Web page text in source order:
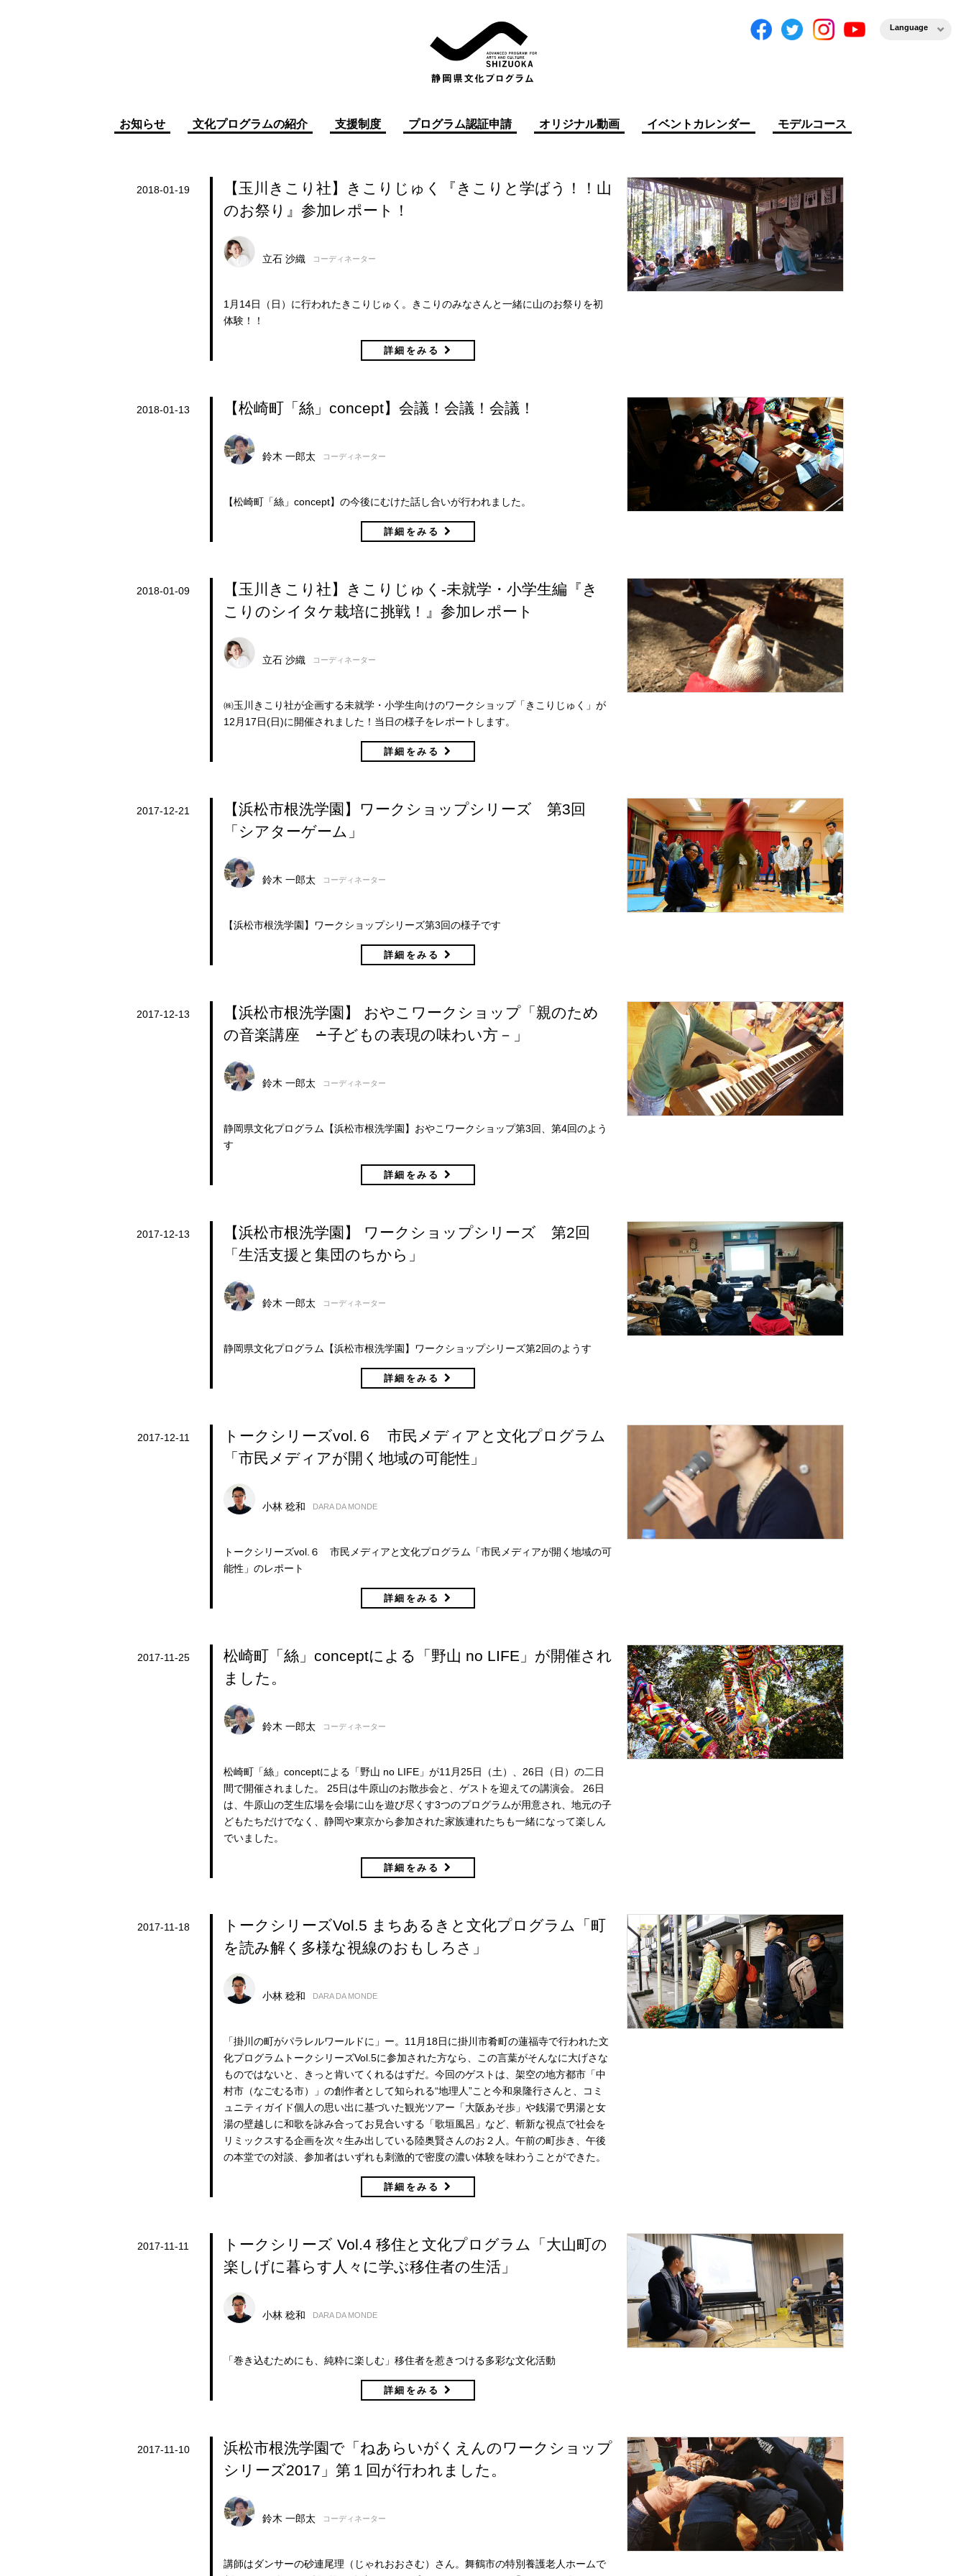
お知らせ 文化プログラムの紹介 支援制度 プログラム認証申請 オリジナル動画 イベントカレンダー モデルコース
Language
2018-01-19
【玉川きこり社】きこりじゅく『きこりと学ばう！！山
のお祭り』参加レポート！
立石 沙織 コーディネーター
1月14日（日）に行われたきこりじゅく。きこりのみなさんと一緒に山のお祭りを初
体験！！
詳細をみる
2018-01-13 【松崎町「絲」concept】会議！会議！会議！
鈴木 一郎太 コーディネーター
【松崎町「絲」concept】の今後にむけた話し合いが行われました。
詳細をみる
2018-01-09
【玉川きこり社】きこりじゅく-未就学・小学生編『き
こりのシイタケ栽培に挑戦！』参加レポート
立石 沙織 コーディネーター
㈱玉川きこり社が企画する未就学・小学生向けのワークショップ「きこりじゅく」が
12月17日(日)に開催されました！当日の様子をレポートします。
詳細をみる
2017-12-21
【浜松市根洗学園】ワークショップシリーズ 第3回
「シアターゲーム」
鈴木 一郎太 コーディネーター
【浜松市根洗学園】ワークショップシリーズ第3回の様子です
詳細をみる
2017-12-13
【浜松市根洗学園】 おやこワークショップ「親のため
の音楽講座 ∸子どもの表現の味わい方－」
鈴木 一郎太 コーディネーター
静岡県文化プログラム【浜松市根洗学園】おやこワークショップ第3回、第4回のよう
す
詳細をみる
2017-12-13
【浜松市根洗学園】 ワークショップシリーズ 第2回
「生活支援と集団のちから」
鈴木 一郎太 コーディネーター
静岡県文化プログラム【浜松市根洗学園】ワークショップシリーズ第2回のようす
詳細をみる
2017-12-11
トークシリーズvol.６ 市民メディアと文化プログラム
「市民メディアが開く地域の可能性」
小林 稔和 DARA DA MONDE
トークシリーズvol.６ 市民メディアと文化プログラム「市民メディアが開く地域の可
能性」のレポート
詳細をみる
2017-11-25
松崎町「絲」conceptによる「野山 no LIFE」が開催され
ました。
鈴木 一郎太 コーディネーター
松崎町「絲」conceptによる「野山 no LIFE」が11月25日（土）、26日（日）の二日
間で開催されました。 25日は牛原山のお散歩会と、ゲストを迎えての講演会。 26日
は、牛原山の芝生広場を会場に山を遊び尽くす3つのプログラムが用意され、地元の子
どもたちだけでなく、静岡や東京から参加された家族連れたちも一緒になって楽しん
でいました。
詳細をみる
2017-11-18
トークシリーズVol.5 まちあるきと文化プログラム「町
を読み解く多様な視線のおもしろさ」
小林 稔和 DARA DA MONDE
「掛川の町がパラレルワールドに」ー。11月18日に掛川市肴町の蓮福寺で行われた文
化プログラムトークシリーズVol.5に参加された方なら、この言葉がそんなに大げさな
ものではないと、きっと肯いてくれるはずだ。今回のゲストは、架空の地方都市「中
村市（なごむる市）」の創作者として知られる“地理人”こと今和泉隆行さんと、コミ
ュニティガイド個人の思い出に基づいた観光ツアー「大阪あそ歩」や銭湯で男湯と女
湯の壁越しに和歌を詠み合ってお見合いする「歌垣風呂」など、斬新な視点で社会を
リミックスする企画を次々生み出している陸奥賢さんのお２人。午前の町歩き、午後
の本堂での対談、参加者はいずれも刺激的で密度の濃い体験を味わうことができた。
詳細をみる
2017-11-11
トークシリーズ Vol.4 移住と文化プログラム「大山町の
楽しげに暮らす人々に学ぶ移住者の生活」
小林 稔和 DARA DA MONDE
「巻き込むためにも、純粋に楽しむ」移住者を惹きつける多彩な文化活動
詳細をみる
2017-11-10
浜松市根洗学園で「ねあらいがくえんのワークショップ
シリーズ2017」第１回が行われました。
鈴木 一郎太 コーディネーター
講師はダンサーの砂連尾理（じゃれおおさむ）さん。舞鶴市の特別養護老人ホームで